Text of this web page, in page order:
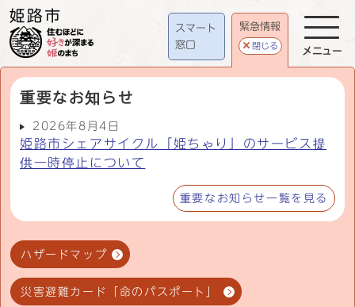
スマート
窓口
緊急情報
閉じる
重要なお知らせ
2026年8月4日
姫路市シェアサイクル「姫ちゃり」のサービス提
供一時停止について
重要なお知らせ一覧を見る
ハザードマップ
災害避難カード「命のパスポート」
メニュー